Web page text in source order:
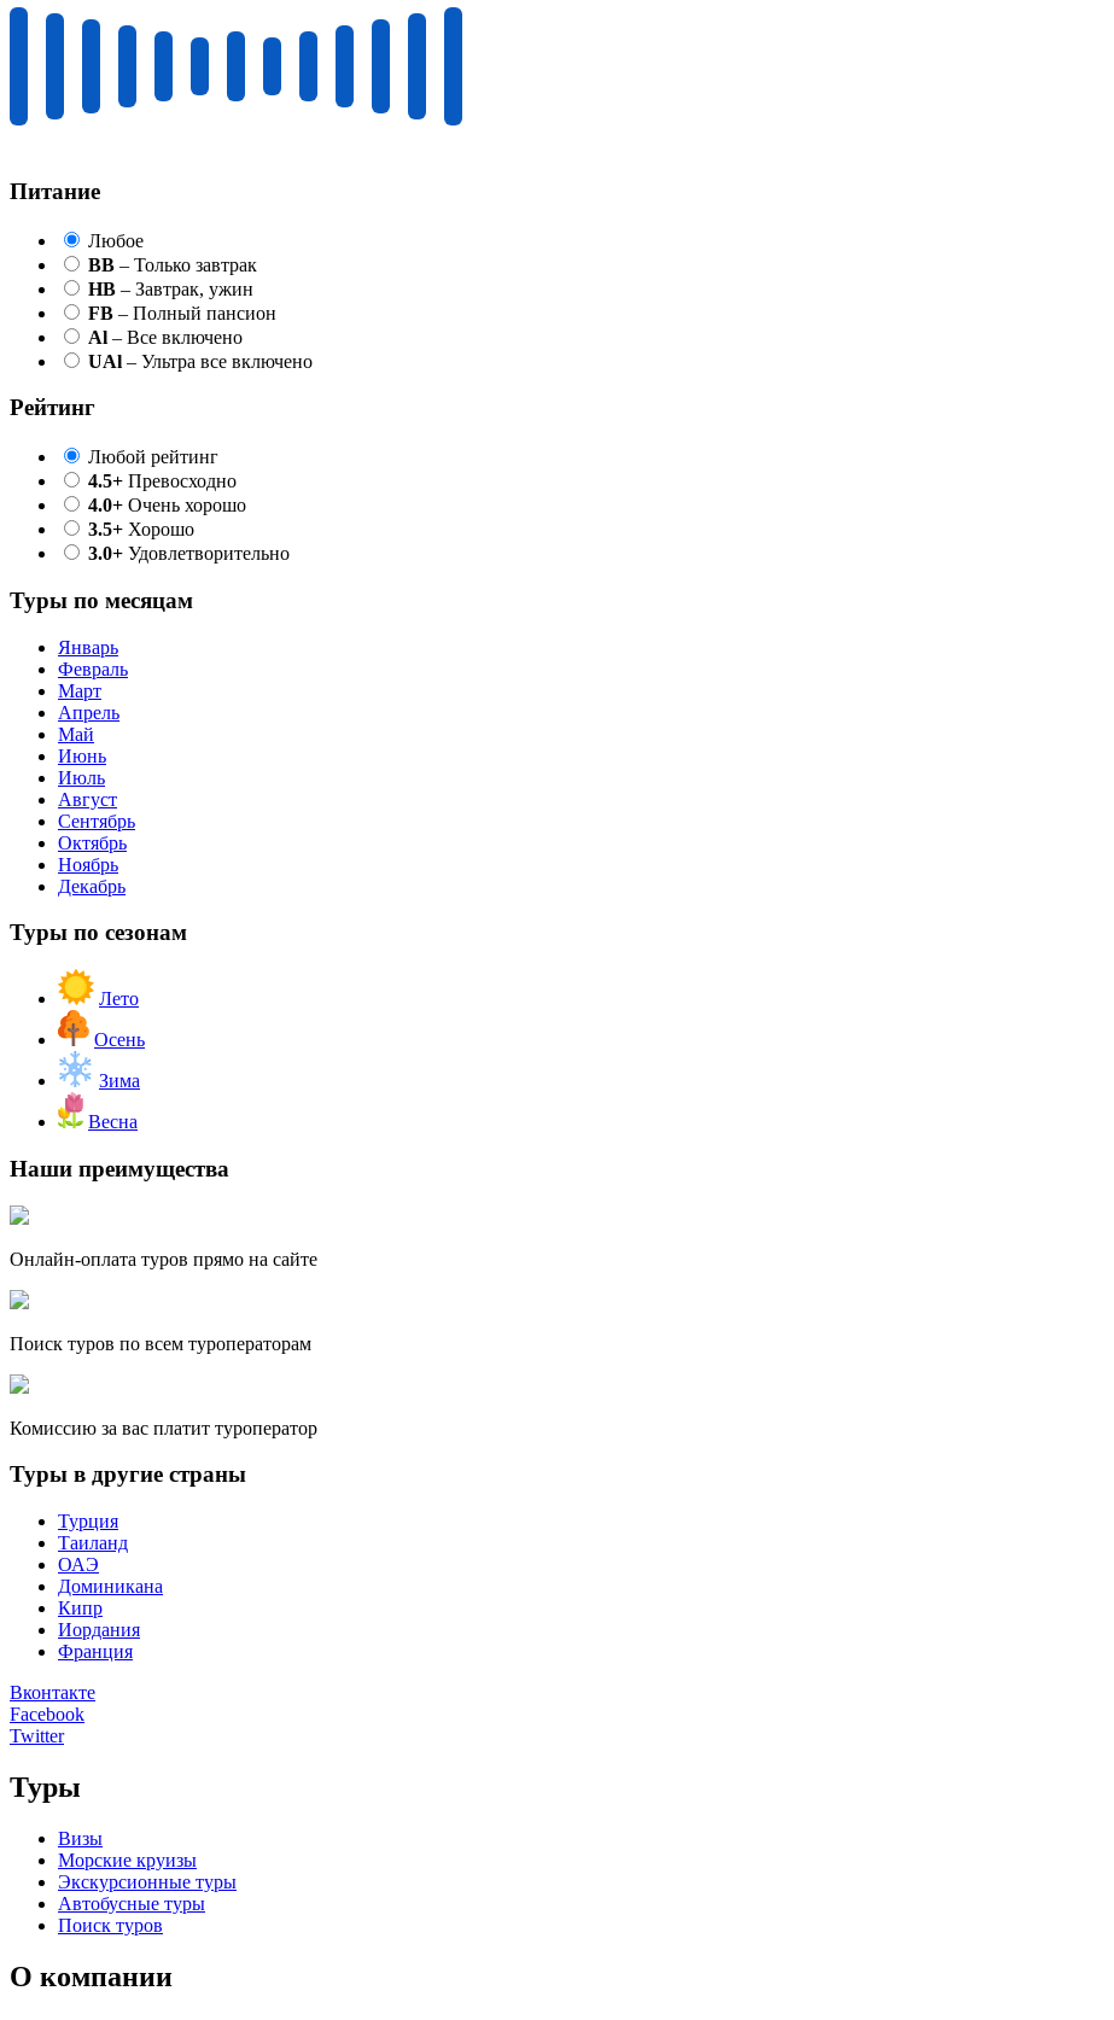
Питание
Любое
BB – Только завтрак
HB – Завтрак, ужин
FB – Полный пансион
Al – Все включено
UAl – Ультра все включено
Рейтинг
Любой рейтинг
4.5+ Превосходно
4.0+ Очень хорошо
3.5+ Хорошо
3.0+ Удовлетворительно
Туры по месяцам
Январь
Февраль
Март
Апрель
Май
Июнь
Июль
Август
Сентябрь
Октябрь
Ноябрь
Декабрь
Туры по сезонам
Лето
Осень
Зима
Весна
Наши преимущества
Онлайн-оплата туров прямо на сайте
Поиск туров по всем туроператорам
Комиссию за вас платит туроператор
Туры в другие страны
Турция
Таиланд
ОАЭ
Доминикана
Кипр
Иордания
Франция
Вконтакте
Facebook
Twitter
Туры
Визы
Морские круизы
Экскурсионные туры
Автобусные туры
Поиск туров
О компании